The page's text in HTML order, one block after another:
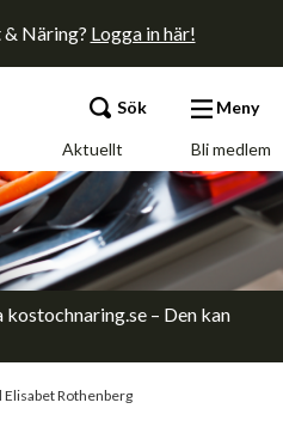
Näring? Logga in här!
Aktuellt Bli medlem
Sök Meny
– Den kan
Rothenberg